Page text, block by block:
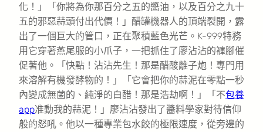
化！」「你將為你那百分之五的醬油，以及百分之九十
五的邪惡蒜頭付出代價！」醋罐機器人的頂端裂開，露
出了一個巨大的管口，正在聚積藍色光芒。K-999特務
用它穿著燕尾服的小爪子，一把抓住了廖沾沾的褲腳催
促著他。「快點！沾沾先生！那是醋酸離子炮！專門用
來溶解有機發酵物的！」「它會把你的蒜泥在零點一秒
內變成無菌的、純淨的白醋！那是浩劫啊！」「不包養
app准動我的蒜泥！」廖沾沾發出了醬料學家對待信仰
般的怒吼。他以一種專業包水餃的極限速度，從旁邊的